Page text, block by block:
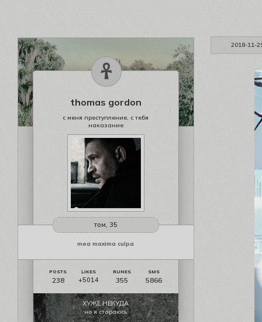
2018-11-
thomas gordon
с меня преступление, с тебя
наказание
том, 35
mea maxima culpa
238 +5014 355 5866
ХУЖЕ НЕКУДА
но я стараюсь